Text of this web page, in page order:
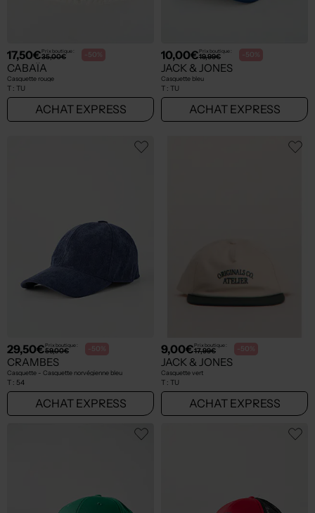
17,50€Prix boutique :
35,00€ -50%
CABAÏA
Casquette rouge
T : TU
ACHAT EXPRESS
10,00€Prix boutique :
19,99€ -50%
JACK & JONES
Casquette bleu
T : TU
ACHAT EXPRESS
29,50€Prix boutique :
59,00€ -50%
CRAMBES
Casquette - Casquette norvégienne bleu
T : 54
ACHAT EXPRESS
9,00€Prix boutique :
17,99€ -50%
JACK & JONES
Casquette vert
T : TU
ACHAT EXPRESS